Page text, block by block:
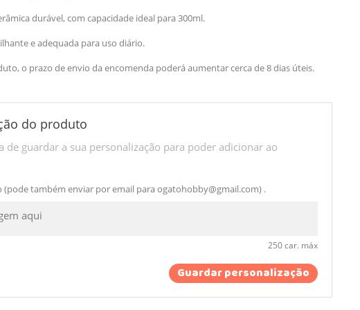
durável, com capacidade ideal para 300ml.
e adequada para uso diário.
o prazo de envio da encomenda poderá aumentar cerca de 8 dias úteis.
do produto
de guardar a sua personalização para poder adicionar ao
também enviar por email para ogatohobby@gmail.com) .
250 car. máx
Guardar personalização